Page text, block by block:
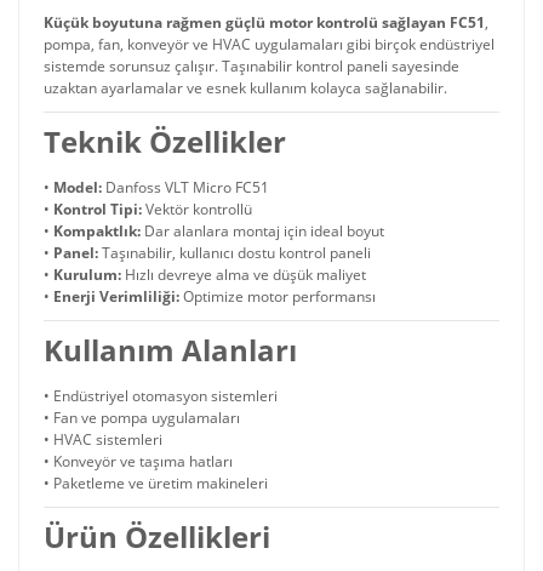
Küçük boyutuna rağmen güçlü motor kontrolü sağlayan FC51,
pompa, fan, konveyör ve HVAC uygulamaları gibi birçok endüstriyel
sistemde sorunsuz çalışır. Taşınabilir kontrol paneli sayesinde
uzaktan ayarlamalar ve esnek kullanım kolayca sağlanabilir.
Teknik Özellikler
• Model: Danfoss VLT Micro FC51
• Kontrol Tipi:Vektör kontrollü
• Kompaktlık: Dar alanlara montaj için ideal boyut
• Panel:Taşınabilir, kullanıcı dostu kontrol paneli
• Kurulum: Hızlı devreye alma ve düşük maliyet
• Enerji Verimliliği:Optimize motor performansı
Kullanım Alanları
• Endüstriyel otomasyon sistemleri
• Fan ve pompa uygulamaları
• HVAC sistemleri
• Konveyör ve taşıma hatları
• Paketleme ve üretim makineleri
Ürün Özellikleri